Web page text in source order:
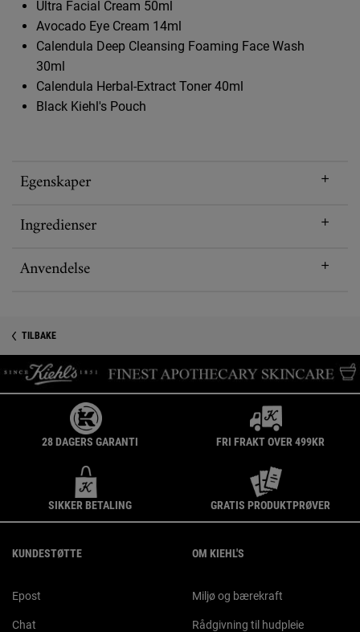
Ultra Facial Cream 50ml
Avocado Eye Cream 14ml
Calendula Deep Cleansing Foaming Face Wash
30ml
Calendula Herbal-Extract Toner 40ml
Black Kiehl's Pouch
Egenskaper
Ingredienser
Anvendelse
TILBAKE
28 DAGERS GARANTI FRI FRAKT OVER 499KR
SIKKER BETALING GRATIS PRODUKTPRØVER
KUNDESTØTTE
Epost
Chat
OM KIEHL'S
Miljø og bærekraft
Rådgivning til hudpleie